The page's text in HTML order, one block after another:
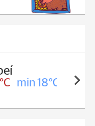
min 18°C